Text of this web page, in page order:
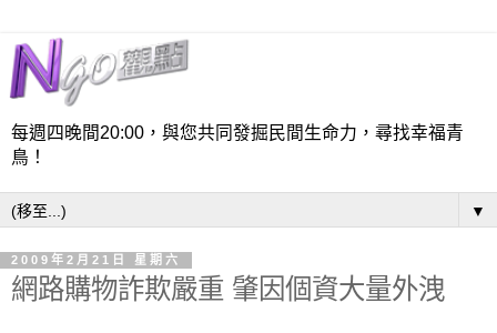
每週四晚間20:00，與您共同發掘民間生命力，尋找幸福青
鳥！
▼
2009年2月21日 星期六
網路購物詐欺嚴重 肇因個資大量外洩